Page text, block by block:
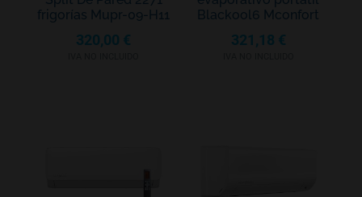
frigorías Mupr-09-H11
320,00 €
Blackool6 Mconfort
321,18 €